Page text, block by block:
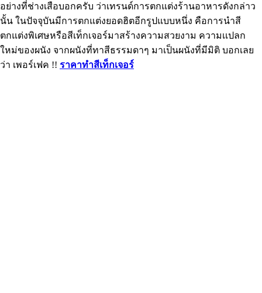
อย่างที่ช่างเสือบอกครับ ว่าเทรนด์การตกแต่งร้านอาหารดังกล่าว
นั้น ในปัจจุบันมีการตกแต่งยอดฮิตอีกรูปแบบหนึ่ง คือการนำสี
ตกแต่งพิเศษหรือสีเท็กเจอร์มาสร้างความสวยงาม ความเเปลก
ใหม่ของผนัง จากผนังที่ทาสีธรรมดาๆ มาเป็นผนังที่มีมิติ บอกเลย
ว่า เพอร์เฟค !! ราคาทำสีเท็กเจอร์